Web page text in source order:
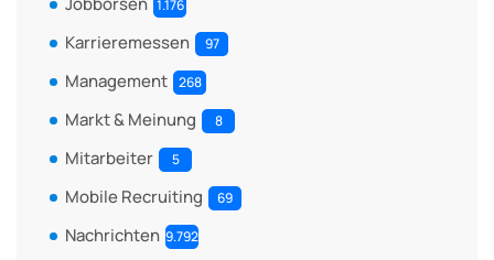
1.176
Karrieremessen 97
Management 268
Markt & Meinung 8
Mitarbeiter 5
Mobile Recruiting 69
Nachrichten 9.792